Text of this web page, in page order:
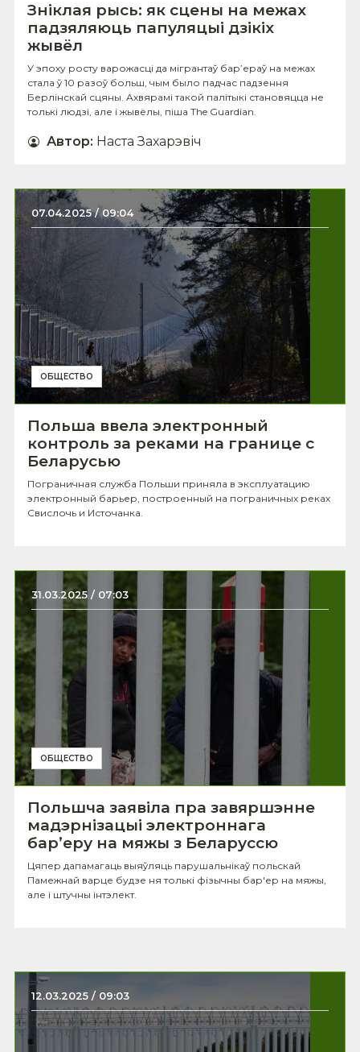
Зніклая рысь: як сцены на межах
падзяляюць папуляцыі дзікіх
жывёл
У эпоху росту варожасці да мігрантаў бар’ераў на межах
стала ў 10 разоў больш, чым было падчас падзення
Берлінскай сцяны. Ахвярамі такой палітыкі становяцца не
толькі людзі, але і жывёлы, піша The Guardian.
Автор: Наста Захарэвіч
07.04.2025 / 09:04
ОБЩЕСТВО
Польша ввела электронный
контроль за реками на границе с
Беларусью
Пограничная служба Польши приняла в эксплуатацию
электронный барьер, построенный на пограничных реках
Свислочь и Источанка.
31.03.2025 / 07:03
ОБЩЕСТВО
Польшча заявіла пра завяршэнне
мадэрнізацыі электроннага
бар’еру на мяжы з Беларуссю
Цяпер дапамагаць выяўляць парушальнікаў польскай
Памежнай варце будзе ня толькі фізычны бар'ер на мяжы,
але і штучны інтэлект.
12.03.2025 / 09:03